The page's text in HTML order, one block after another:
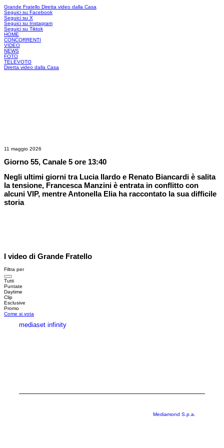
Grande Fratello Diretta video dalla Casa
Seguici su Facebook
Seguici su X
Seguici su Instagram
Seguici su Tiktok
HOME
CONCORRENTI
VIDEO
NEWS
FOTO
TELEVOTO
Diretta video dalla Casa
11 maggio 2026
Giorno 55, Canale 5 ore 13:40
Negli ultimi giorni tra Lucia Ilardo e Renato Biancardi è salita
la tensione, Francesca Manzini è entrata in conflitto con
alcuni VIP, mentre Antonella Elia ha raccontato la sua difficile
storia
I video di Grande Fratello
Filtra per
Tutti
Puntate
Daytime
Clip
Esclusive
Promo
Come si vota
mediaset infinity
Mediamond S.p.a.